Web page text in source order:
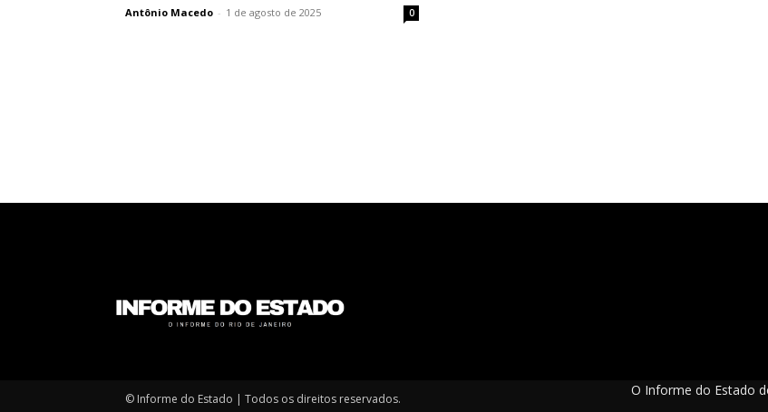
Antônio Macedo - 1 de agosto de 2025 0
© Informe do Estado | Todos os direitos reservados.
O Informe do Estado